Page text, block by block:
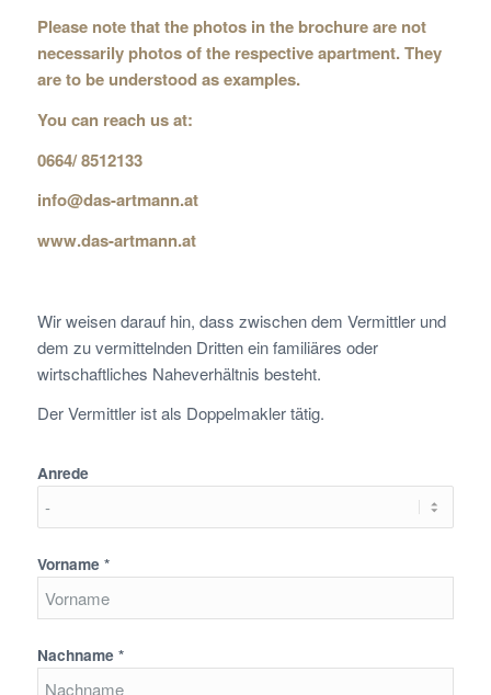
Please note that the photos in the brochure are not
necessarily photos of the respective apartment. They
are to be understood as examples.
You can reach us at:
0664/ 8512133
info@das-artmann.at
www.das-artmann.at
Wir weisen darauf hin, dass zwischen dem Vermittler und
dem zu vermittelnden Dritten ein familiäres oder
wirtschaftliches Naheverhältnis besteht.
Der Vermittler ist als Doppelmakler tätig.
Anrede
Vorname *
Nachname *